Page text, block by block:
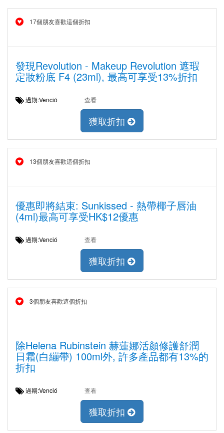
17個朋友喜歡這個折扣
發現Revolution - Makeup Revolution 遮瑕
定妝粉底 F4 (23ml), 最高可享受13%折扣
過期:Venció 查看
獲取折扣
13個朋友喜歡這個折扣
優惠即將結束: Sunkissed - 熱帶椰子唇油
(4ml)最高可享受HK$12優惠
過期:Venció 查看
獲取折扣
3個朋友喜歡這個折扣
除Helena Rubinstein 赫蓮娜活顏修護舒潤
日霜(白繃帶) 100ml外, 許多產品都有13%的
折扣
過期:Venció 查看
獲取折扣